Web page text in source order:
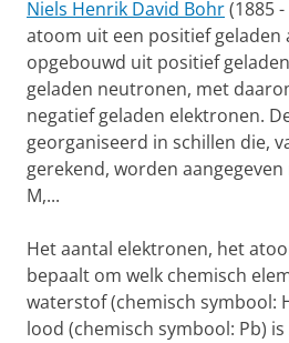
Niels Henrik David Bohr(1885
atoom uit een positief geladen
opgebouwd uit positief
geladen neutronen, met
negatief geladen elektronen.
georganiseerd in schillen die,
gerekend, worden
M,...
Het aantal elektronen, het
bepaalt om welk chemisch
waterstof (chemisch symbool:
lood (chemisch symbool: Pb) is